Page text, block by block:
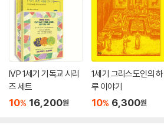
IVP 1세기 기독교 시리
즈 세트
10% 16,200원
1세기 그리스도인의 하
루 이야기
10% 6,300원